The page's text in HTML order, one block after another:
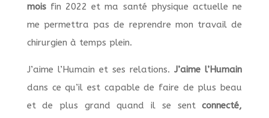
moisfin 2022 et ma santé physique actuelle ne
me permettra pas de reprendre mon travail de
chirurgien à temps plein.
J’aime l’Humain et ses relations.J’aime l’Humain
dans ce qu’il est capable de faire de plus beau
et de plus grand quand il se sentconnecté,